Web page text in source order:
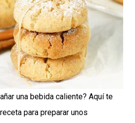
una bebida caliente? Aquí te
para preparar unos